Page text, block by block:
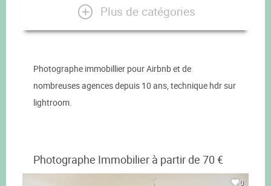
Plus de catégories
Photographe immobillier pour Airbnb et de
nombreuses agences depuis 10 ans, technique hdr sur
lightroom.
Photographe Immobilier à partir de 70 €
0